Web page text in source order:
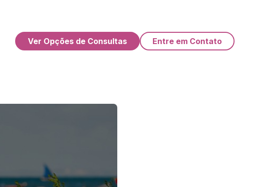
Ver Opções de Consultas Entre em Contato